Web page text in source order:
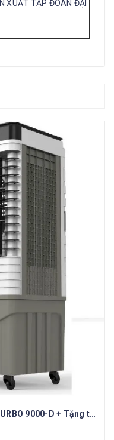
XUẤT TẬP ĐOÀN ĐẠI
Quạt điều hòa không khí Rapido TURBO 9000-D + Tặng tấm bạc Nano bạc